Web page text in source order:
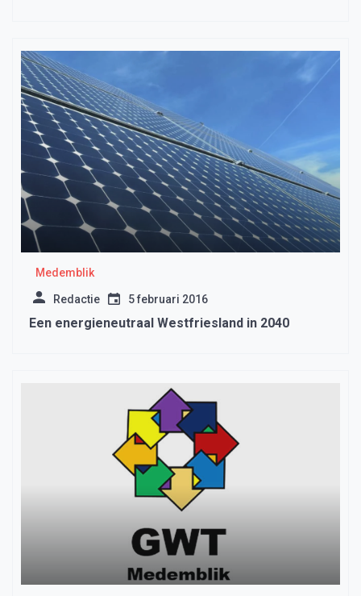
Medemblik
Redactie 5 februari 2016
Een energieneutraal Westfriesland in 2040